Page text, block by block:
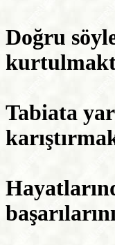
Doğru
Tabiata